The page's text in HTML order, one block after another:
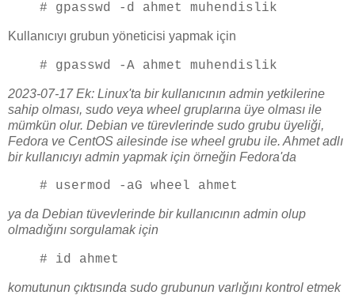
# gpasswd -d ahmet muhendislik
Kullanıcıyı grubun yöneticisi yapmak için
# gpasswd -A ahmet muhendislik
2023-07-17 Ek: Linux'ta bir kullanıcının admin yetkilerine
sahip olması, sudo veya wheel gruplarına üye olması ile
mümkün olur. Debian ve türevlerinde sudo grubu üyeliği,
Fedora ve CentOS ailesinde ise wheel grubu ile. Ahmet adlı
bir kullanıcıyı admin yapmak için örneğin Fedora'da
# usermod -aG wheel ahmet
ya da Debian tüvevlerinde bir kullanıcının admin olup
olmadığını sorgulamak için
# id ahmet
komutunun çıktısında sudo grubunun varlığını kontrol etmek